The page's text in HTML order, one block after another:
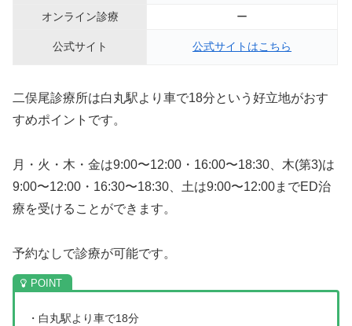
オンライン診療
ー
公式サイト 公式サイトはこちら
二俣尾診療所は白丸駅より車で18分という好立地がおす
すめポイントです。
月・火・木・金は9:00〜12:00・16:00〜18:30、木(第3)は
9:00〜12:00・16:30〜18:30、土は9:00〜12:00までED治
療を受けることができます。
予約なしで診療が可能です。
・白丸駅より車で18分